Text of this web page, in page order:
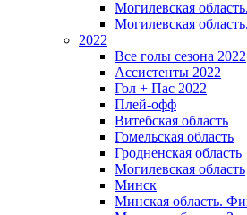
Могилевская
Могилевская
2022
Все голы сезона 2022
Ассистенты 2022
Гол + Пас 2022
Плей-офф
Витебская область
Гомельская область
Гродненская область
Могилевская область
Минск
Mинская область.